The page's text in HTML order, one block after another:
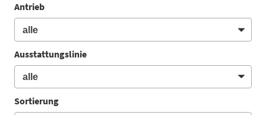
Antrieb
Ausstattungslinie
Sortierung